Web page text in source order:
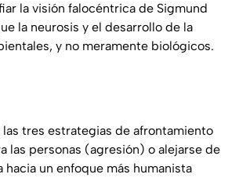
la visión falocéntrica de Sigmund
la neurosis y el desarrollo de la
y no meramente biológicos.
tres estrategias de afrontamiento
las personas (agresión) o alejarse de
un enfoque más humanista